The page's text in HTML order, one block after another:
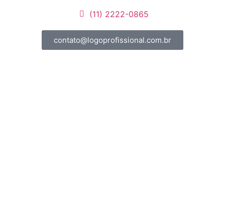
(11) 2222-0865
contato@logoprofissional.com.br